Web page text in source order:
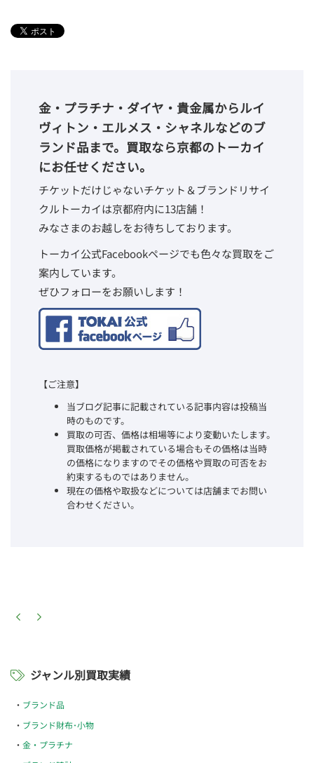
金・プラチナ・ダイヤ・貴金属からルイ
ヴィトン・エルメス・シャネルなどのブ
ランド品まで。買取なら京都のトーカイ
にお任せください。
チケットだけじゃないチケット＆ブランドリサイ
クルトーカイは京都府内に13店舗！
みなさまのお越しをお待ちしております。
トーカイ公式Facebookページでも色々な買取をご
案内しています。
ぜひフォローをお願いします！
【ご注意】
当ブログ記事に記載されている記事内容は投稿当
時のものです。
買取の可否、価格は相場等により変動いたします。
買取価格が掲載されている場合もその価格は当時
の価格になりますのでその価格や買取の可否をお
約束するものではありません。
現在の価格や取扱などについては店舗までお問い
合わせください。
ジャンル別買取実績
ブランド品
ブランド財布･小物
金・プラチナ